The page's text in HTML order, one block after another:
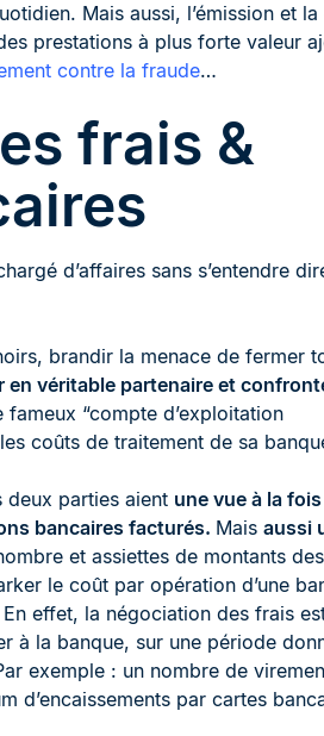
Mais aussi, l’émission et
prestations à plus forte valeur
contre la fraude…
frais &
d’affaires sans s’entendre
brandir la menace de fermer
en véritable partenaire et
“compte d’exploitation
coûts de traitement de sa
deux parties aient une vue à la
bancaires facturés. Mais aussi
et assiettes de montants des
le coût par opération d’une
effet, la négociation des frais
à la banque, sur une période
exemple : un nombre de
d’encaissements par cartes